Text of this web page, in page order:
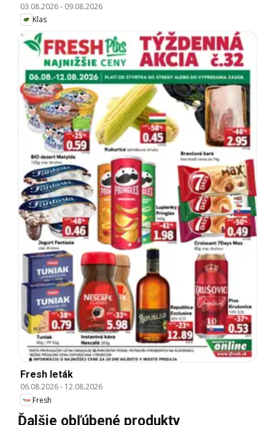
03.08.2026- 09.08.2026
Klas
Fresh leták
06.08.2026- 12.08.2026
Fresh
Ďalšie obľúbené produkty